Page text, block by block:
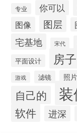
专业 你可以
图像 图层
宅基地 宋代
平面设计 房子
游戏 滤镜 照片
自己的
软件 进深